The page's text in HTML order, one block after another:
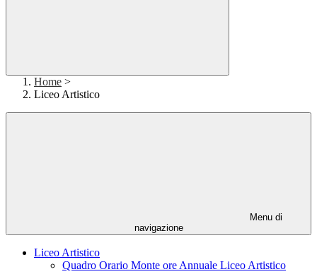
Home >
Liceo Artistico
Menu di
navigazione
Liceo Artistico
Quadro Orario Monte ore Annuale Liceo Artistico